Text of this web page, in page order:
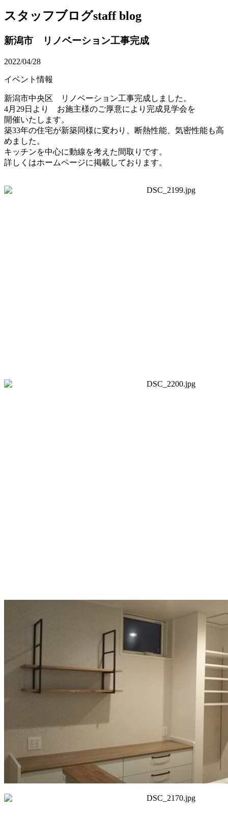
スタッフブログstaff blog
新潟市 リノベーション工事完成
2022/04/28
イベント情報
新潟市中央区 リノベーション工事完成しました。
4月29日より お施主様のご厚意により完成見学会を
開催いたします。
築33年の住宅が新築同様に変わり、断熱性能、気密性能も高
めました。
キッチンを中心に動線を考えた間取りです。
詳しくはホームページに掲載しております。